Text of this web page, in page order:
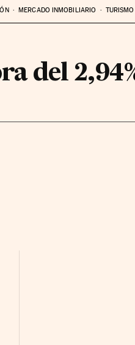
MERCADO INMOBILIARIO TURISMO
del